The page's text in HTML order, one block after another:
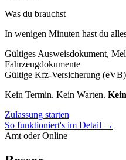
Was du brauchst
In wenigen Minuten hast du
Gültiges Ausweisdokument,
Fahrzeugdokumente
Gültige Kfz-Versicherung (eVB)
Kein Termin. Kein Warten.
Zulassung starten
So funktioniert's im Detail →
Amt oder Online